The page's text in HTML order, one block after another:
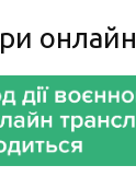
онлайн